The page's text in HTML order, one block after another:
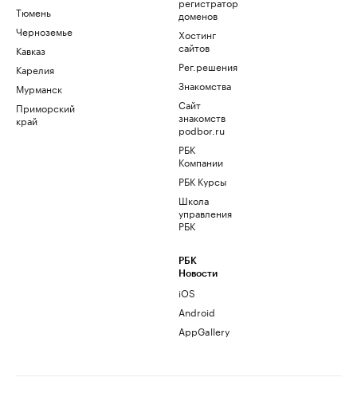
Тюмень
Черноземье
Кавказ
Карелия
Мурманск
Приморский
край
доменов
Хостинг
сайтов
Рег.решения
Знакомства
Сайт
знакомств
podbor.ru
РБК
Компании
РБК Курсы
Школа
управления
РБК
РБК
Новости
iOS
Android
AppGallery